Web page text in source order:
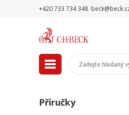
+420 733 734 348
Příručky